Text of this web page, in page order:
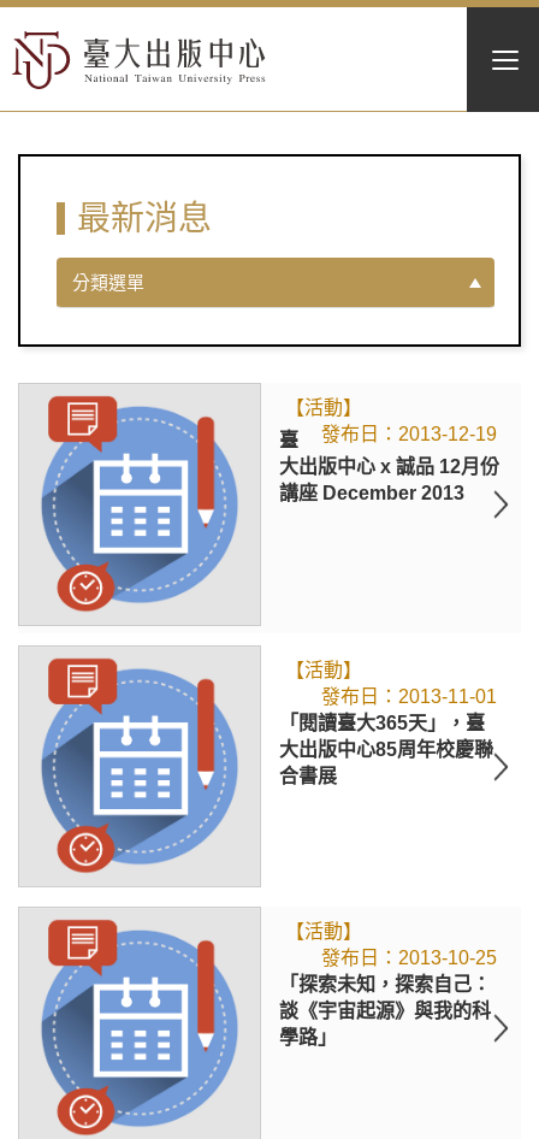
最新消息
分類選單
【活動】
2013-12-19
臺
大出版中心 x 誠品 12月份
講座 December 2013
【活動】
2013-11-01
「閱讀臺大365天」，臺
大出版中心85周年校慶聯
合書展
【活動】
2013-10-25
「探索未知，探索自己：
談《宇宙起源》與我的科
學路」